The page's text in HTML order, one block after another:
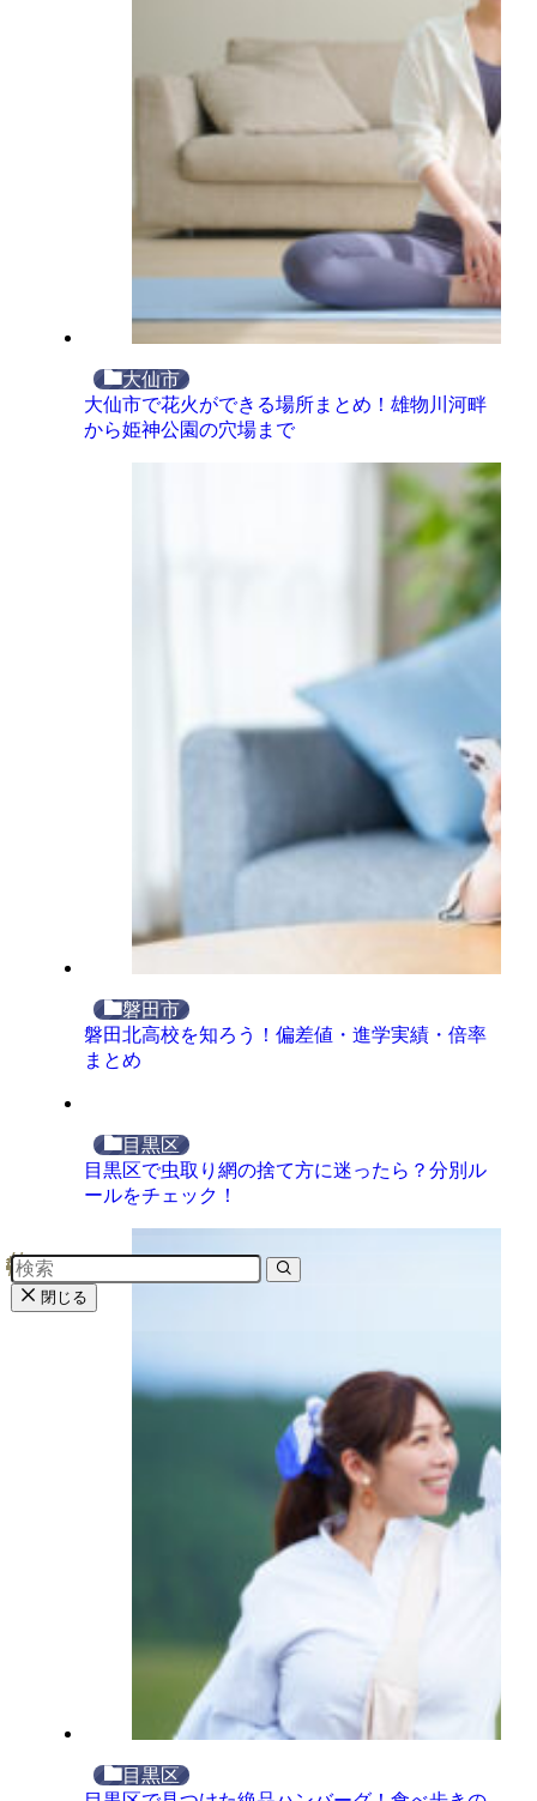
大仙市
大仙市で花火ができる場所まとめ！雄物川河畔
から姫神公園の穴場まで
磐田市
磐田北高校を知ろう！偏差値・進学実績・倍率
まとめ
目黒区
目黒区で虫取り網の捨て方に迷ったら？分別ル
ールをチェック！
目黒区
閉じる